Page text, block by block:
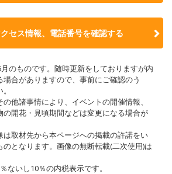
セス情報、電話番号を確認する
のものです。随時更新をしておりますが内
合がありますので、事前にご確認のう
他諸事情により、イベントの開催情報、
の開花・見頃期間などは変更になる場合が
取材先から本ページへの掲載の許諾をい
となります。画像の無断転載(二次使用)は
ないし10％の内税表示です。